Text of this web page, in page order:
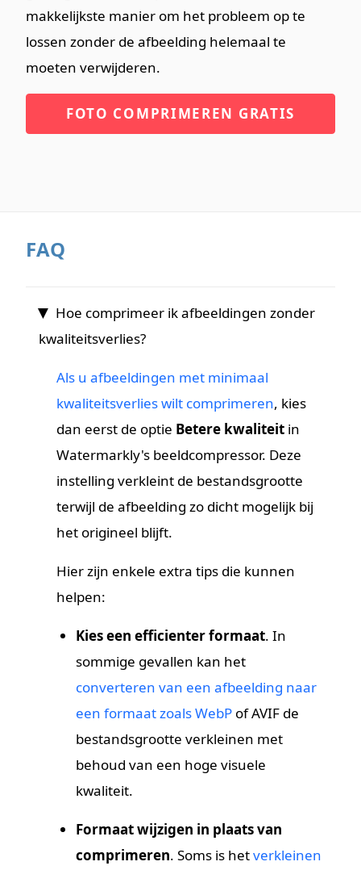
makkelijkste manier om het probleem op te
lossen zonder de afbeelding helemaal te
moeten verwijderen.
FOTO COMPRIMEREN GRATIS
FAQ
Hoe comprimeer ik afbeeldingen zonder
kwaliteitsverlies?
Als u afbeeldingen met minimaal
kwaliteitsverlies wilt comprimeren, kies
dan eerst de optie Betere kwaliteit in
Watermarkly's beeldcompressor. Deze
instelling verkleint de bestandsgrootte
terwijl de afbeelding zo dicht mogelijk bij
het origineel blijft.
Hier zijn enkele extra tips die kunnen
helpen:
Kies een efficienter formaat. In
sommige gevallen kan het
converteren van een afbeelding naar
een formaat zoals WebP of AVIF de
bestandsgrootte verkleinen met
behoud van een hoge visuele
kwaliteit.
Formaat wijzigen in plaats van
comprimeren. Soms is hetverkleinen